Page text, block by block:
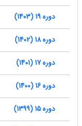
دوره 19 (1403)
دوره 18 (1402)
دوره 17 (1401)
دوره 16 (1400)
دوره 15 (1399)